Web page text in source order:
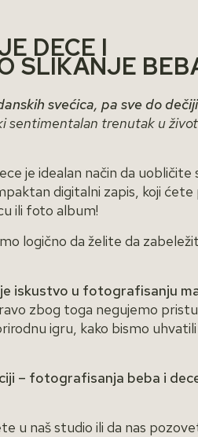
DECE I
SLIKANJE
svećica, pa sve do
sentimentalan trenutak u
je idealan način da uobličite
digitalni zapis, koji
ili foto album!
logično da želite da
iskustvo u fotografisanju
zbog toga negujemo
igru, kako bismo
– fotografisanja beba i
u naš studio ili da nas